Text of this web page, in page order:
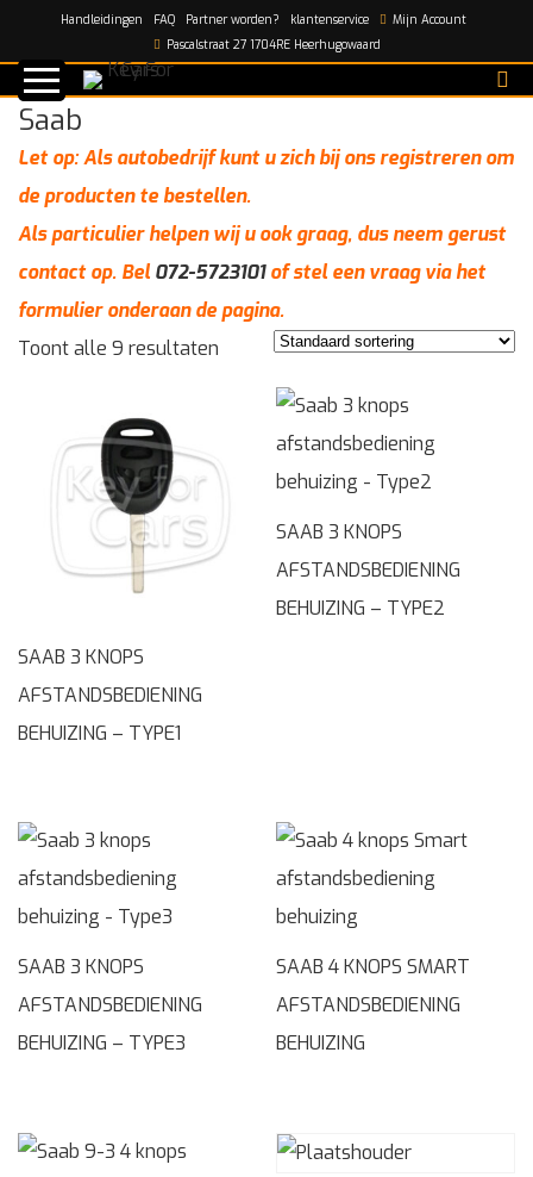
Handleidingen FAQ Partner worden? klantenservice
Mijn Account
Pascalstraat 27 1704RE Heerhugowaard
Home/Automerken/Saab
Saab
Let op: Als autobedrijf kunt u zich bij ons registreren om
de producten te bestellen.
Als particulier helpen wij u ook graag, dus neem gerust
contact op. Bel072-5723101of stel een vraag via het
formulier onderaan de pagina.
Toont alle 9 resultaten
SAAB 3 KNOPS
AFSTANDSBEDIENING
BEHUIZING – TYPE1
SAAB 3 KNOPS
AFSTANDSBEDIENING
BEHUIZING – TYPE2
SAAB 3 KNOPS
AFSTANDSBEDIENING
BEHUIZING – TYPE3
SAAB 4 KNOPS SMART
AFSTANDSBEDIENING
BEHUIZING